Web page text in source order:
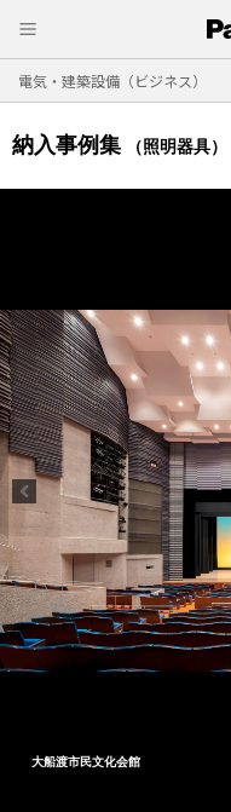
電気・建築設備（ビジネス）
納入事例集 （照明器具）
大船渡市民文化会館